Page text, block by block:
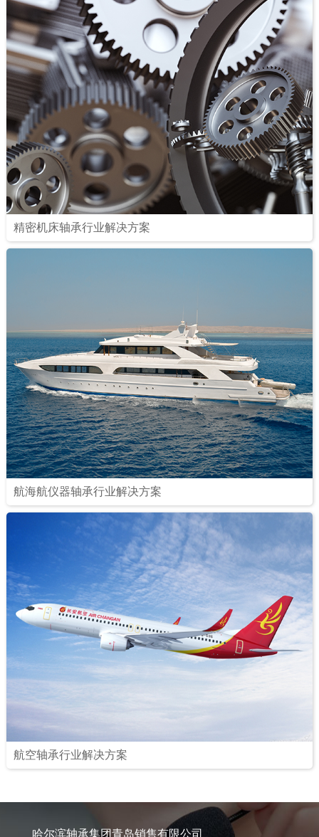
精密机床轴承行业解决方案
航海航仪器轴承行业解决方案
航空轴承行业解决方案
哈尔滨轴承集团青岛销售有限公司